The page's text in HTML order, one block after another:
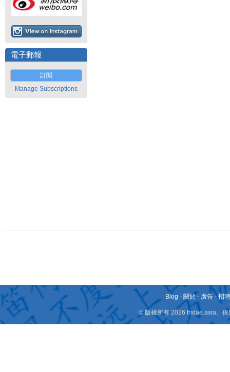
電子郵報
訂閱
Manage Subscriptions
Blog - 關於 - 廣告 -招
© 版權所有 2026 fridae.asia。